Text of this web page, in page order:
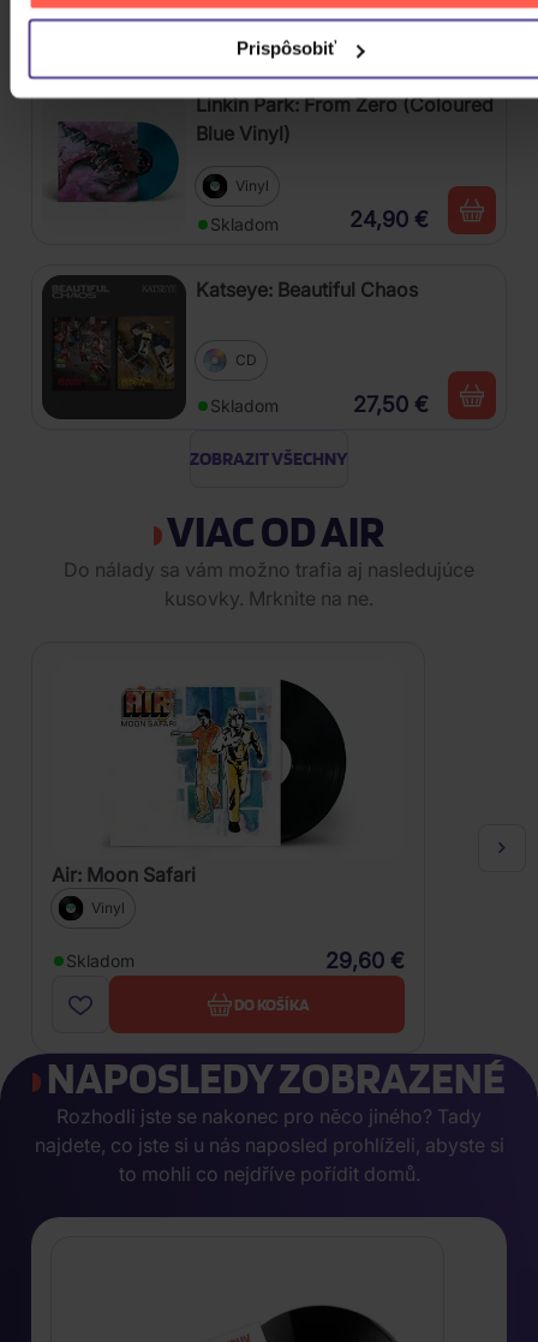
Prispôsobiť
Skladom
Linkin Park: From Zero (Coloured
Blue Vinyl)
Vinyl
Skladom 24,90 €
Katseye: Beautiful Chaos
CD
Skladom 27,50 €
ZOBRAZIT VŠECHNY
VIAC OD AIR
Do nálady sa vám možno trafia aj nasledujúce
kusovky. Mrknite na ne.
Air: Moon Safari
Vinyl
Skladom 29,60 €
DO KOŠÍKA
NAPOSLEDY ZOBRAZENÉ
Rozhodli jste se nakonec pro něco jiného? Tady
najdete, co jste si u nás naposled prohlíželi, abyste si
to mohli co nejdříve pořídit domů.